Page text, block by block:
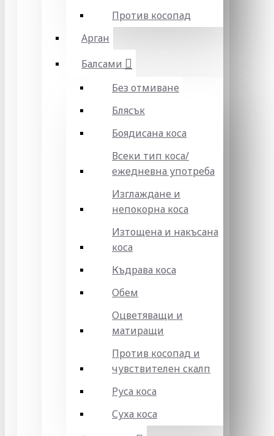
Против косопад
Арган
Балсами
Без отмиване
Блясък
Боядисана коса
Всеки тип коса/
ежедневна употреба
Изглаждане и
непокорна коса
Изтощена и накъсана
коса
Къдрава коса
Обем
Оцветяващи и
матиращи
Против косопад и
чувствителен скалп
Руса коса
Суха коса